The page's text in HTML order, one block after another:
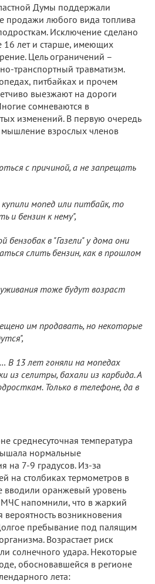
Думы поддержали
продажи любого вида топлива
Исключение сделано
16 лет и старше, имеющих
Цель ограничений –
транспортный травматизм.
питбайках и прочем
выезжают на дороги
сомневаются в
изменений. В первую очередь
взрослых членов
с причиной, а не запрещать
мопед или питбайк, то
и бензин к нему",
в "Газели" у дома они
слить бензин, как в прошлом
тоже будут возраст
им продавать, но некоторые
В 13 лет гоняли на мопедах
из селитры, бахали из карбида. А
Только в телефоне, да в
среднесуточная температура
нормальные
на 7-9 градусов. Из-за
на столбиках термометров в
вводили оранжевый уровень
напомнили, что в жаркий
возникновения
пребывание под палящим
Возрастает риск
солнечного удара. Некоторые
обосновавшейся в регионе
лета: